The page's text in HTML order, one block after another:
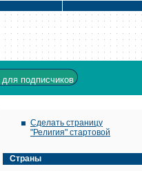
для подписчиков
Сделать страницу
"Религия" стартовой
Страны